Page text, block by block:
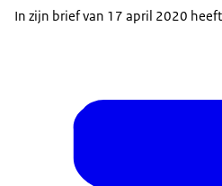
In zijn brief van 17 april 2020